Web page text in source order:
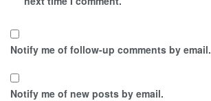
Notify me of follow-up comments by email.
Notify me of new posts by email.